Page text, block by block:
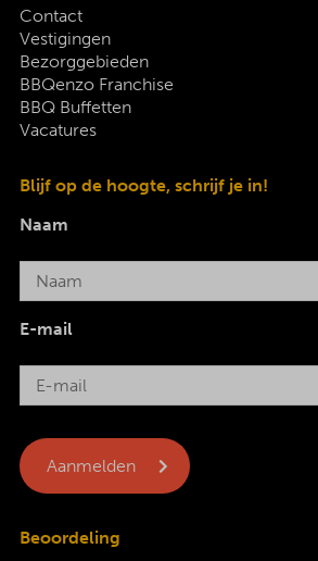
Contact
Vestigingen
Bezorggebieden
BBQenzo Franchise
BBQ Buffetten
Vacatures
Blijf op de hoogte, schrijf je in!
Naam
E-mail
Beoordeling